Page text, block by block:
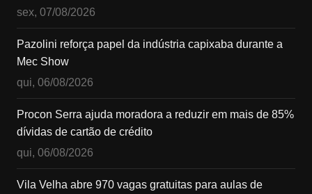
sex, 07/08/2026
Pazolini reforça papel da indústria capixaba durante a
Mec Show
qui, 06/08/2026
Procon Serra ajuda moradora a reduzir em mais de 85%
dívidas de cartão de crédito
qui, 06/08/2026
Vila Velha abre 970 vagas gratuitas para aulas de